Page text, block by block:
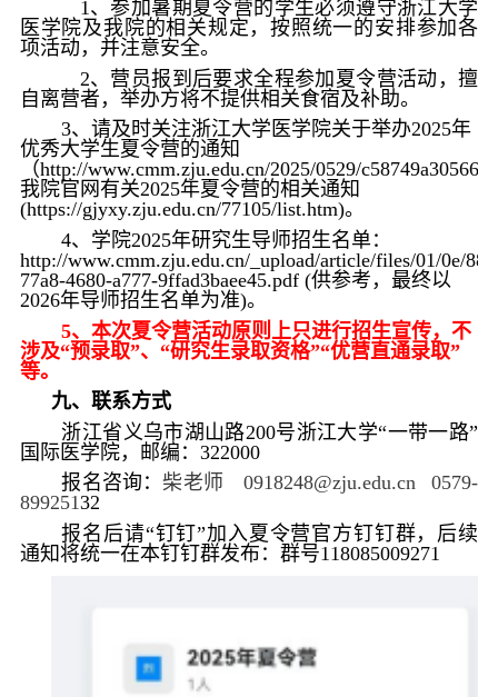
1、参加暑期夏令营的学生必须遵守浙江大学
医学院及我院的相关规定，按照统一的安排参加各
项活动，并注意安全。
2、营员报到后要求全程参加夏令营活动，擅
自离营者，举办方将不提供相关食宿及补助。
3、请及时关注浙江大学医学院关于举办2025年
优秀大学生夏令营的通知
（http://www.cmm.zju.edu.cn/2025/0529/
我院官网有关2025年夏令营的相关通知
(https://gjyxy.zju.edu.cn/77105/list.htm)。
4、学院2025年研究生导师招生名单：
http://www.cmm.zju.edu.cn/_upload/article/files/01/0e/
77a8-4680-a777-9ffad3baee45.pdf (供参考，最终以
2026年导师招生名单为准)。
5、本次夏令营活动原则上只进行招生宣传，不
涉及“预录取”、“研究生录取资格”“优营直通录取”
等。
九、联系方式
浙江省义乌市湖山路200号浙江大学“一带一路”
国际医学院，邮编： 322000
报名咨询：柴老师 0918248@zju.edu.cn 0579-
89925132
报名后请“钉钉”加入夏令营官方钉钉群，后续
通知将统一在本钉钉群发布：群号118085009271